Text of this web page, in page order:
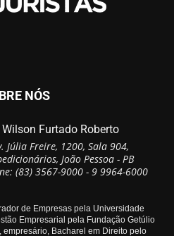
NÓS
Wilson Furtado Roberto
Júlia Freire, 1200, Sala 904,
João Pessoa - PB
(83) 3567-9000 - 9 9964-6000
de Empresas pela Universidade
Empresarial pela Fundação Getúlio
empresário, Bacharel em Direito pelo